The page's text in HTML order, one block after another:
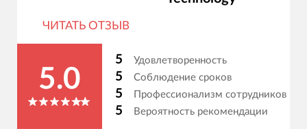
ЧИТАТЬ ОТЗЫВ
5.0
5 Удовлетворенность
5 Соблюдение сроков
5 Профессионализм сотрудников
5 Вероятность рекомендации